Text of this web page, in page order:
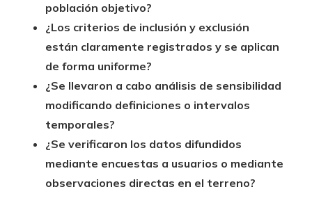
población objetivo?
¿Los criterios de inclusión y exclusión
están claramente registrados y se aplican
de forma uniforme?
¿Se llevaron a cabo análisis de sensibilidad
modificando definiciones o intervalos
temporales?
¿Se verificaron los datos difundidos
mediante encuestas a usuarios o mediante
observaciones directas en el terreno?